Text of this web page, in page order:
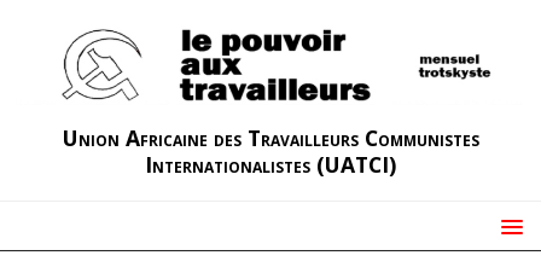
Union Africaine des Travailleurs Communistes
Internationalistes (UATCI)